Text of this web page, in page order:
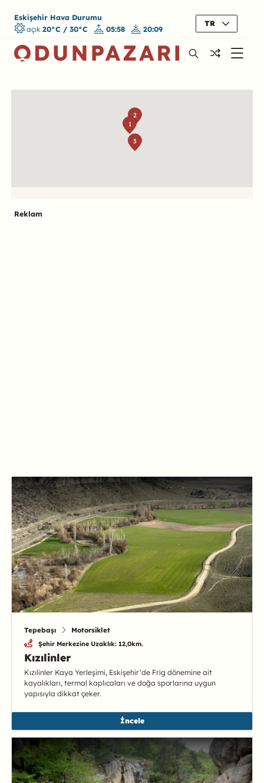
Eskişehir Hava Durumu
açık 20°C / 30°C 05:58 20:09
TR
1
2
3
Reklam
Tepebaşı Motorsiklet
Şehir Merkezine Uzaklık: 12,0km.
Kızılinler
Kızılinler Kaya Yerleşimi, Eskişehir’de Frig dönemine ait
kayalıkları, termal kaplıcaları ve doğa sporlarına uygun
yapısıyla dikkat çeker.
İncele